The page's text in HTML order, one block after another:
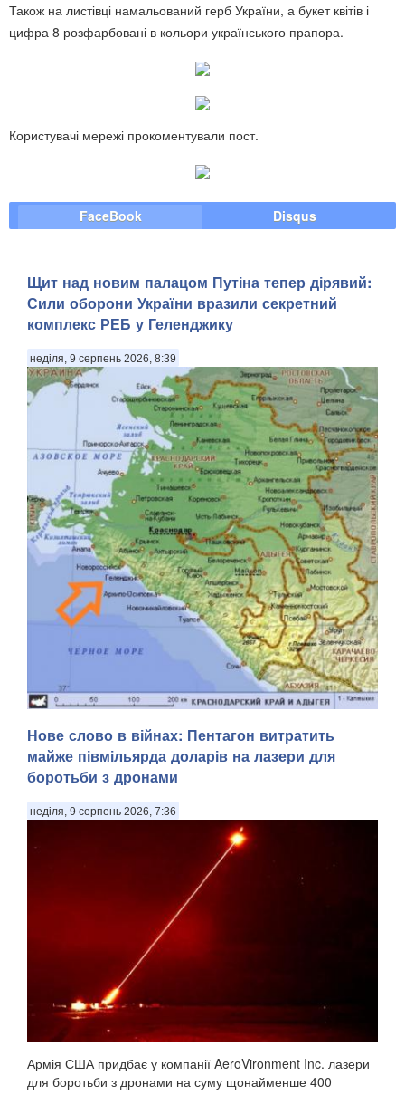
Також на листівці намальований герб України, а букет квітів і
цифра 8 розфарбовані в кольори українського прапора.
Користувачі мережі прокоментували пост.
FaceBook Disqus
Щит над новим палацом Путіна тепер дірявий:
Сили оборони України вразили секретний
комплекс РЕБ у Геленджику
неділя, 9 серпень 2026, 8:39
Уражена станція глушила супутниковий зв'язок Starlink .
Сили оборони України знищили чергову російську систему
радіоелектронної боротьби «Волна Купол Гарант», яка
глушила супутниковий зв'язок Starlink, – цього разу в
Геленджику Краснодарського краю. П...
Нове слово в війнах: Пентагон витратить
майже півмільярда доларів на лазери для
боротьби з дронами
неділя, 9 серпень 2026, 7:36
Армія США придбає у компанії AeroVironment Inc. лазери
для боротьби з дронами на суму щонайменше 400